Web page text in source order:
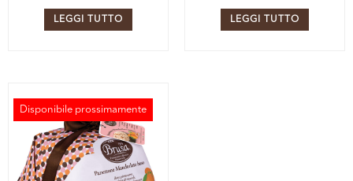
LEGGI TUTTO LEGGI TUTTO
Disponibile prossimamente
ESAURITO